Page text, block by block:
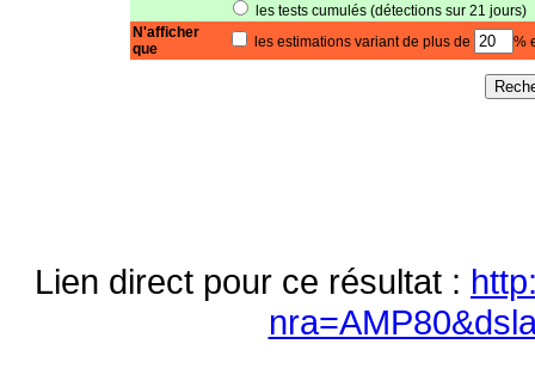
les tests cumulés (détections sur 21 jours)
N'afficher
que
les estimations variant de plus de %
Lien direct pour ce résultat :